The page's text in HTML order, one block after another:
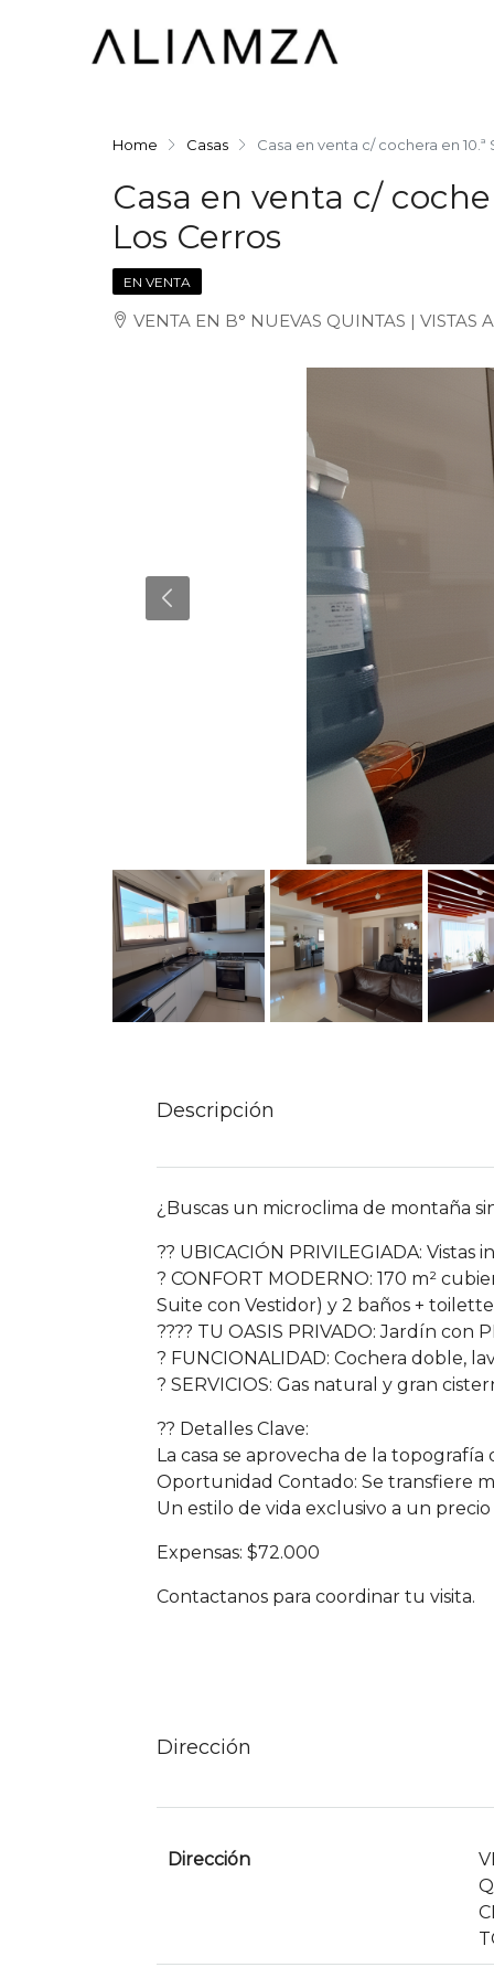
Home Casas Casa en venta c/ cochera en
Casa en venta c/
Los Cerros
EN VENTA
VENTA EN B° NUEVAS QUINTAS | VISTAS
Descripción
¿Buscas un microclima de montaña
?? UBICACIÓN PRIVILEGIADA:
? CONFORT MODERNO: 170 m²
Suite con Vestidor) y 2 baños +
???? TU OASIS PRIVADO: Jardín
? FUNCIONALIDAD: Cochera doble,
? SERVICIOS: Gas natural y gran
?? Detalles Clave:
La casa se aprovecha de la
Oportunidad Contado: Se transfiere
Un estilo de vida exclusivo a un
Expensas: $72.000
Contactanos para coordinar tu visita.
Dirección
Dirección